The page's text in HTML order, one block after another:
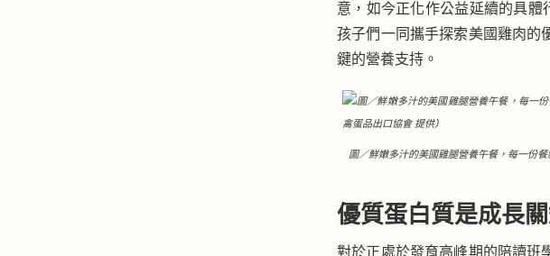
意，如今正化作公益延續的具
孩子們一同攜手探索美國雞肉的
鍵的營養支持。
圖／鮮嫩多汁的美國雞腿營養午餐，每一份
優質蛋白質是成長
對於正處於發育高峰期的陪讀班